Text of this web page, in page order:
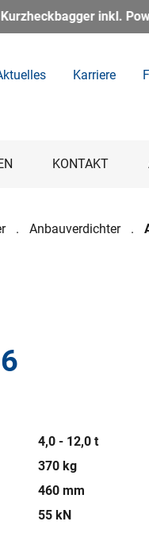
– kompakt,
Karriere
KONTAKT
Anbauverdichter
4,0 - 12,0 t
370 kg
460 mm
55 kN